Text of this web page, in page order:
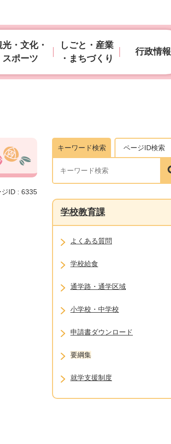
光・文化・
スポーツ
しごと・産業
・まちづくり
行政情報
ID : 6335
キーワード検索 ページID検索
学校教育課
よくある質問
学校給食
通学路・通学区域
小学校・中学校
申請書ダウンロード
要綱集
就学支援制度